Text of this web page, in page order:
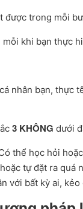
được trong mỗi
khi bạn thực
nhân bạn, thực
3 KHÔNG dưới
thể học hỏi
tự đặt ra quá
với bất kỳ ai,